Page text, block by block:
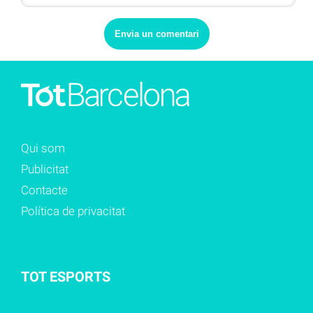
Qui som
Publicitat
Contacte
Política de privacitat
TOT ESPORTS